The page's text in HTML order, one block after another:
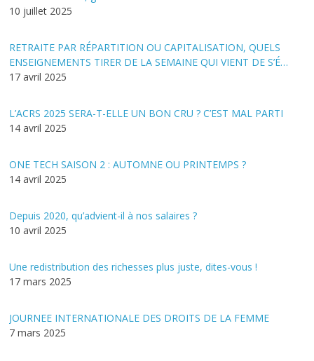
10 juillet 2025
RETRAITE PAR RÉPARTITION OU CAPITALISATION, QUELS
ENSEIGNEMENTS TIRER DE LA SEMAINE QUI VIENT DE S’É…
17 avril 2025
L’ACRS 2025 SERA-T-ELLE UN BON CRU ? C’EST MAL PARTI
14 avril 2025
ONE TECH SAISON 2 : AUTOMNE OU PRINTEMPS ?
14 avril 2025
Depuis 2020, qu’advient-il à nos salaires ?
10 avril 2025
Une redistribution des richesses plus juste, dites-vous !
17 mars 2025
JOURNEE INTERNATIONALE DES DROITS DE LA FEMME
7 mars 2025